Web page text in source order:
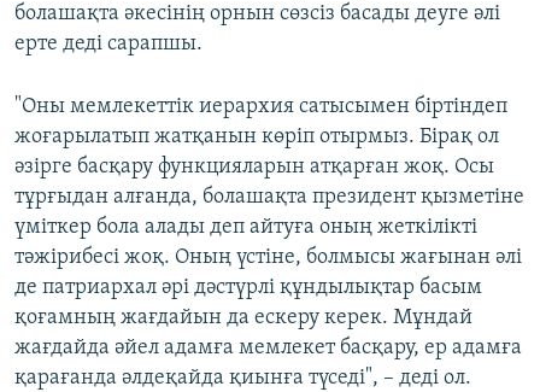
болашақта әкесінің орнын сөзсіз басады деуге әлі
ерте деді сарапшы.
"Оны мемлекеттік иерархия сатысымен біртіндеп
жоғарылатып жатқанын көріп отырмыз. Бірақ ол
әзірге басқару функцияларын атқарған жоқ. Осы
тұрғыдан алғанда, болашақта президент қызметіне
үміткер бола алады деп айтуға оның жеткілікті
тәжірибесі жоқ. Оның үстіне, болмысы жағынан әлі
де патриархал әрі дәстүрлі құндылықтар басым
қоғамның жағдайын да ескеру керек. Мұндай
жағдайда әйел адамға мемлекет басқару, ер адамға
қарағанда әлдеқайда қиынға түседі", – деді ол.